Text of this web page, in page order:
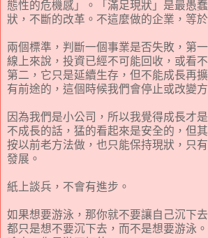
態性的危機感」。「滿足現狀」是最愚
狀，不斷的改革。不這麼做的企業，等於
兩個標準，判斷一個事業是否失敗，第
線上來說，投資已經不可能回收，或看
第二，它只是延續生存，但不能成長再
有前途的，這個時候我們會停止或改變方
因為我們是小公司，所以我覺得成長才
不成長的話，猛的看起來是安全的，但
按以前老方法做，也只能保持現狀，只
發展。
紙上談兵，不會有進步。
如果想要游泳，那你就不要讓自己沉下
都只是想不要沉下去，而不是想要游泳